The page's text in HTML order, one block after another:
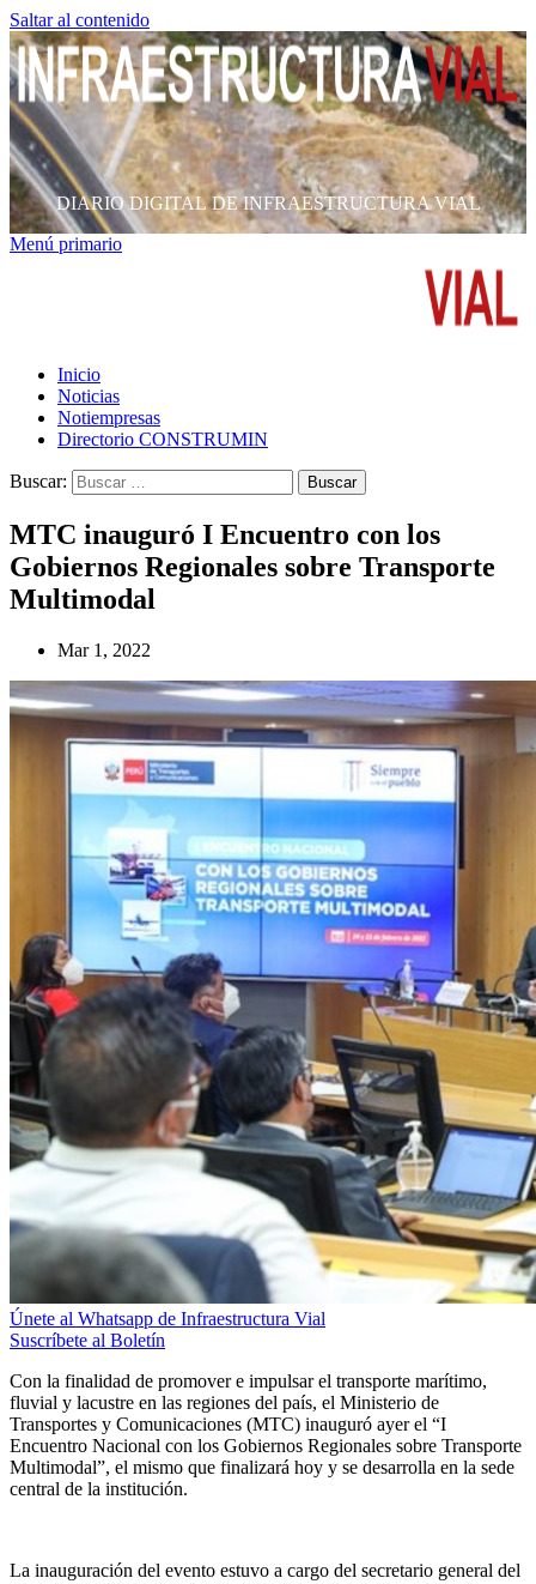
Saltar al contenido
DIARIO DIGITAL DE INFRAESTRUCTURA VIAL
Menú primario
Inicio
Noticias
Notiempresas
Directorio CONSTRUMIN
Buscar:
MTC inauguró I Encuentro con los
Gobiernos Regionales sobre Transporte
Multimodal
Mar 1, 2022
Únete al Whatsapp de Infraestructura Vial
Suscríbete al Boletín
Con la finalidad de promover e impulsar el transporte marítimo,
fluvial y lacustre en las regiones del país, el Ministerio de
Transportes y Comunicaciones (MTC) inauguró ayer el “I
Encuentro Nacional con los Gobiernos Regionales sobre Transporte
Multimodal”, el mismo que finalizará hoy y se desarrolla en la sede
central de la institución.
La inauguración del evento estuvo a cargo del secretario general del